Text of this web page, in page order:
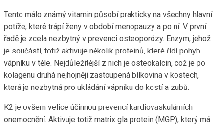
Tento málo známý vitamin působí prakticky na všechny hlavní
potíže, které trápí ženy v období menopauzy a po ní. V první
řadě je zcela nezbytný v prevenci osteoporózy. Enzym, jehož
je součástí, totiž aktivuje několik proteinů, které řídí pohyb
vápníku v těle. Nejdůležitější z nich je osteokalcin, což je po
kolagenu druhá nejhojněji zastoupená bílkovina v kostech,
která je nezbytná pro ukládání vápníku do kostí a zubů.
K2 je ovšem velice účinnou prevencí kardiovaskulárních
onemocnění. Aktivuje totiž matrix gla protein (MGP), který má